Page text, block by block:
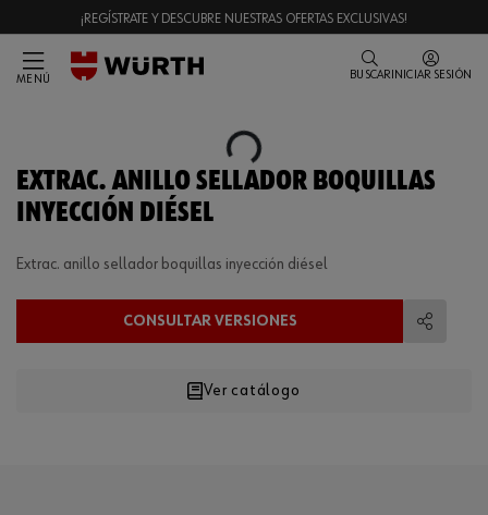
¡REGÍSTRATE Y DESCUBRE NUESTRAS OFERTAS EXCLUSIVAS!
MENÚ BUSCAR INICIAR SESIÓN
Loading...
EXTRAC. ANILLO SELLADOR BOQUILLAS
INYECCIÓN DIÉSEL
Extrac. anillo sellador boquillas inyección diésel
CONSULTAR VERSIONES
Ver catálogo